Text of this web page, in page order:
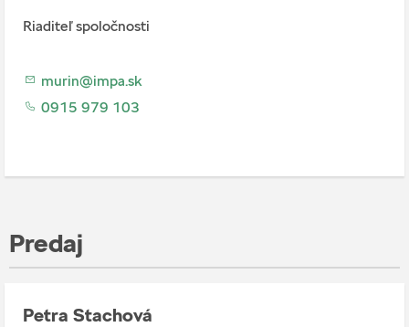
Riaditeľ spoločnosti
murin@impa.sk
0915 979 103
Predaj
Petra Stachová